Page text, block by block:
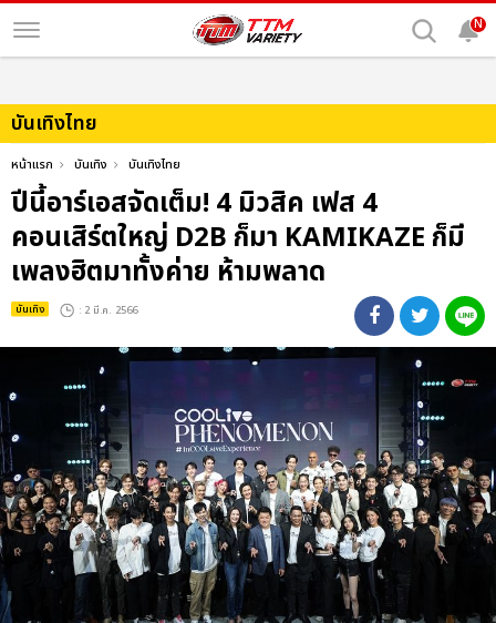
N
บันเทิงไทย
หน้าแรก บันเทิง บันเทิงไทย
ปีนี้อาร์เอสจัดเต็ม! 4 มิวสิค เฟส 4
คอนเสิร์ตใหญ่ D2B ก็มา KAMIKAZE ก็มี
เพลงฮิตมาทั้งค่าย ห้ามพลาด
บันเทิง : 2 มี.ค. 2566